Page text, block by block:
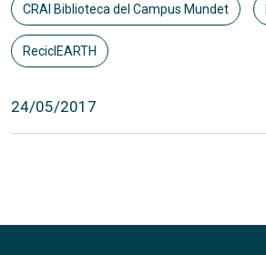
CRAI Biblioteca del Campus Mundet
ReciclEARTH
24/05/2017